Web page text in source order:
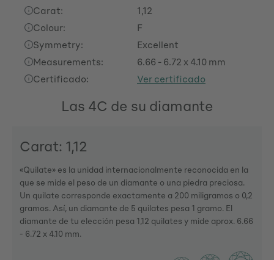
Carat:
1,12
Colour:
F
Symmetry:
Excellent
Measurements:
6.66 - 6.72 x 4.10 mm
Certificado:
Ver certificado
Las 4C de su diamante
Carat: 1,12
«Quilate» es la unidad internacionalmente reconocida en la
que se mide el peso de un diamante o una piedra preciosa.
Un quilate corresponde exactamente a 200 miligramos o 0,2
gramos. Así, un diamante de 5 quilates pesa 1 gramo. El
diamante de tu elección pesa 1,12 quilates y mide aprox. 6.66
- 6.72 x 4.10 mm.